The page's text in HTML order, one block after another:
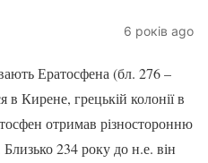
6 років ago
Ератосфена (бл. 276 –
Кирене, грецькій колонії в
отримав різносторонню
234 року до н.е. він